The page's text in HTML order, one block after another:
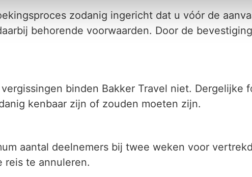
zodanig ingericht dat u vóór de
behorende voorwaarden. Door de
binden Bakker Travel niet.
kenbaar zijn of zouden moeten zijn.
aantal deelnemers bij twee weken voor
reis te annuleren.